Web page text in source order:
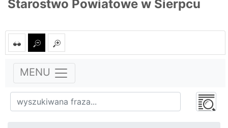
Starostwo Powiatowe w Sierpcu
MENU